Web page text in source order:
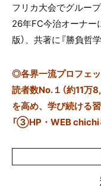
フリカ大会でグルー
26年FC今治オーナー
版）、共著に『勝負哲
◎各界一流プロフェ
読者数No.１（約11万
を高め、学び続ける
「③HP・WEB chichi